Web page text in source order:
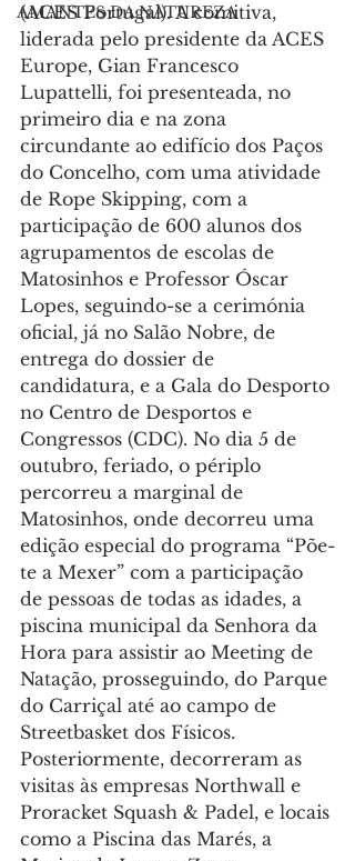
AMANTES DA NATUREZA
(ACES Portugal). A comitiva,
liderada pelo presidente da ACES
Europe, Gian Francesco
Lupattelli, foi presenteada, no
primeiro dia e na zona
circundante ao edifício dos Paços
do Concelho, com uma atividade
de Rope Skipping, com a
participação de 600 alunos dos
agrupamentos de escolas de
Matosinhos e Professor Óscar
Lopes, seguindo-se a cerimónia
oficial, já no Salão Nobre, de
entrega do dossier de
candidatura, e a Gala do Desporto
no Centro de Desportos e
Congressos (CDC). No dia 5 de
outubro, feriado, o périplo
percorreu a marginal de
Matosinhos, onde decorreu uma
edição especial do programa “Põe-
te a Mexer” com a participação
de pessoas de todas as idades, a
piscina municipal da Senhora da
Hora para assistir ao Meeting de
Natação, prosseguindo, do Parque
do Carriçal até ao campo de
Streetbasket dos Físicos.
Posteriormente, decorreram as
visitas às empresas Northwall e
Proracket Squash & Padel, e locais
como a Piscina das Marés, a